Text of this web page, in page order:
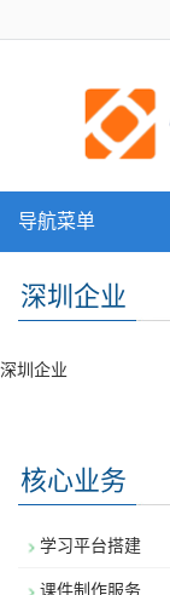
导航菜单
深圳企业
深圳企业
核心业务
学习平台搭建
课件制作服务